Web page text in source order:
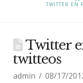
TWITTER EN
Twitter
twitteos
admin 08/17/